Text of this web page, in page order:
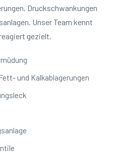
Druckschwankungen
Unser Team kennt
gezielt.
und Kalkablagerungen